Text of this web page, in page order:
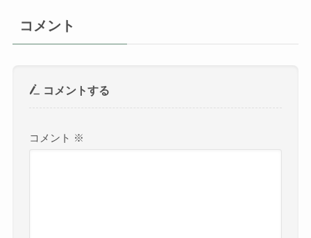
コメント
コメントする
コメント ※